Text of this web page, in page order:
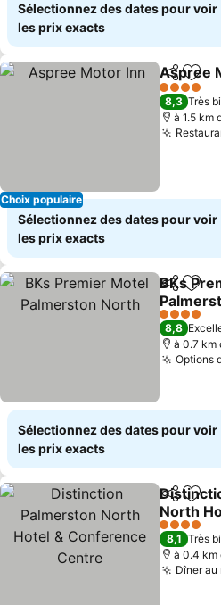
Sélectionnez des dates pour voir
les prix exacts
Choix populaire
Partager
Aspree
4 Étoiles
8,3 Très
à 1.5 km
Sélectionnez des dates pour voir
les prix exacts
Partager
BKs
4 Étoiles
8,8
à 0.7 km
Options
Sélectionnez des dates pour voir
les prix exacts
Partager
North
Centre
4 Étoiles
8,1 Très
à 0.4 km
Dîner au